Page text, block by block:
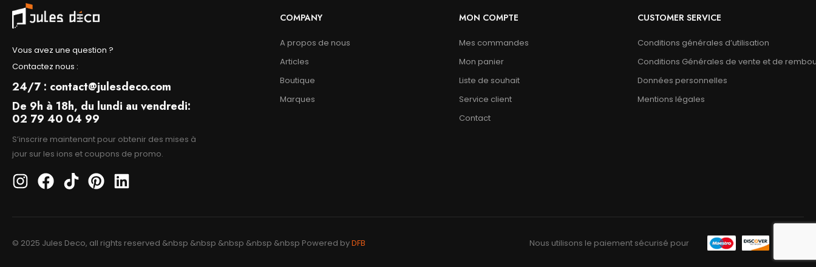
Vous avez une question ?
Contactez nous :
24/7 : contact@julesdeco.com
De 9h à 18h, du lundi au vendredi:
02 79 40 04 99
S’inscrire maintenant pour obtenir des mises à
jour sur les ions et coupons de promo.
COMPANY
A propos de nous
Articles
Boutique
Marques
MON COMPTE
Mes commandes
Mon panier
Liste de souhait
Service client
Contact
CUSTOMER SERVICE
Conditions générales d’utilisation
Conditions Générales de vente et de
Données personnelles
Mentions légales
© 2025 Jules Deco, all rights reserved &nbsp &nbsp &nbsp &nbsp &nbsp Powered byDFB Nous utilisons le paiement sécurisé pour